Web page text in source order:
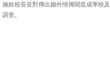
施姓校長並對傳出婚外情傳聞造成學校
調查。